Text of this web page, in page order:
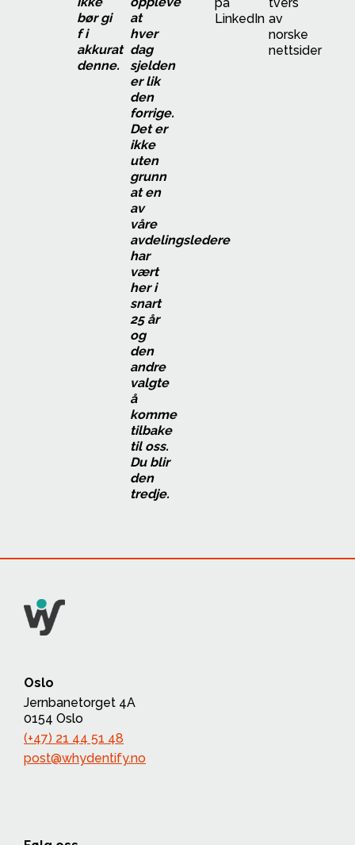
bør gi
f i
akkurat
denne.
at
hver
dag
sjelden
er lik
den
forrige.
Det er
ikke
uten
grunn
at en
av
våre
avdelingsledere
har
vært
her i
snart
25 år
og
den
andre
valgte
å
komme
tilbake
til oss.
Du blir
den
tredje.
LinkedIn av
norske
nettsider
Oslo
Jernbanetorget 4A
0154 Oslo
(+47) 21 44 51 48
post@whydentify.no